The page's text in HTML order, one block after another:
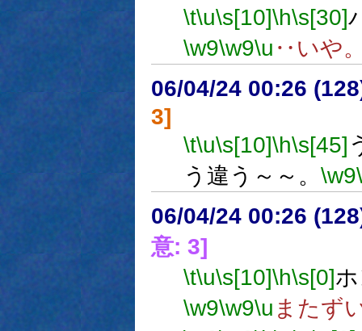
\t\u\s[10]\h\s[30]
\w9\w9\u ‥いや
06/04/24 00:26
3]
\t\u\s[10]\h\s[45]
う違う～～。 \w9
06/04/24 00:26
意: 3]
\t\u\s[10]\h\s[0]
\w9\w9\u またず